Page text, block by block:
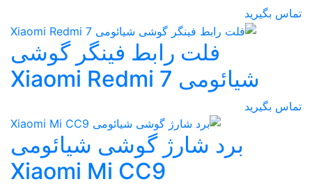
تماس بگیرید
فلت رابط فینگر گوشی
شیائومی Xiaomi Redmi 7
تماس بگیرید
برد شارژ گوشی شیائومی
Xiaomi Mi CC9